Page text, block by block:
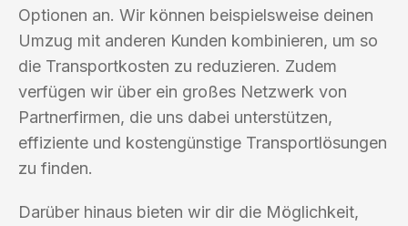
Optionen an. Wir können beispielsweise deinen
Umzug mit anderen Kunden kombinieren, um so
die Transportkosten zu reduzieren. Zudem
verfügen wir über ein großes Netzwerk von
Partnerfirmen, die uns dabei unterstützen,
effiziente und kostengünstige Transportlösungen
zu finden.
Darüber hinaus bieten wir dir die Möglichkeit,